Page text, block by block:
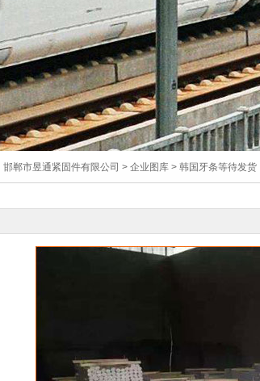
邯郸市昱通紧固件有限公司 > 企业图库 > 韩国牙条等待发货